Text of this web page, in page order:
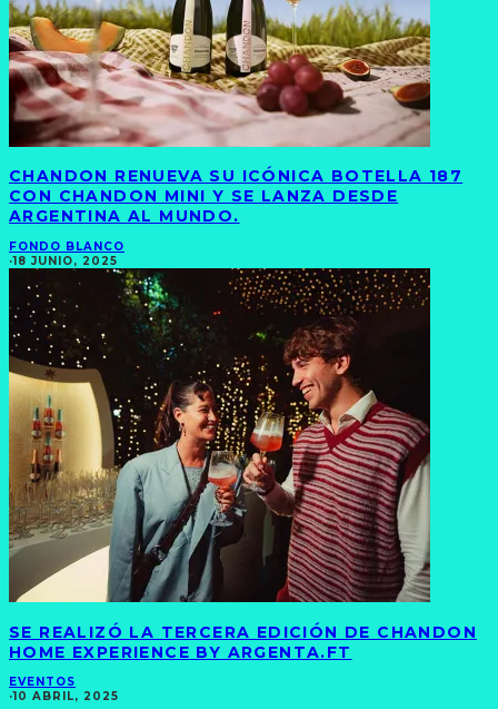
CHANDON RENUEVA SU ICÓNICA BOTELLA 187
CON CHANDON MINI Y SE LANZA DESDE
ARGENTINA AL MUNDO.
FONDO BLANCO
·18 JUNIO, 2025
SE REALIZÓ LA TERCERA EDICIÓN DE CHANDON
HOME EXPERIENCE BY ARGENTA.FT
EVENTOS
·10 ABRIL, 2025